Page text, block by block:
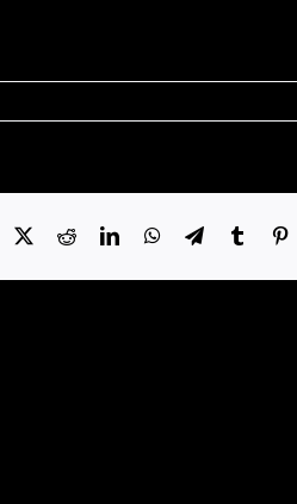
X RedditLinkedInWhatsApp
TelegramTumblr